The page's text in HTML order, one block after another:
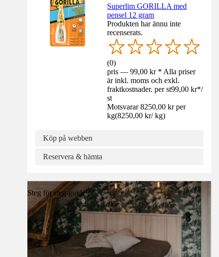
Superlim GORILLA med
pensel 12 gram
Produkten har ännu inte
recenserats.
(0)
pris — 99,00 kr * Alla priser
är inkl. moms och exkl.
fraktkostnader. per st99,00 kr*/
st
Motsvarar 8250,00 kr per
kg(8250,00 kr/ kg)
Köp på webben
Reservera & hämta
Steg för steg-guide